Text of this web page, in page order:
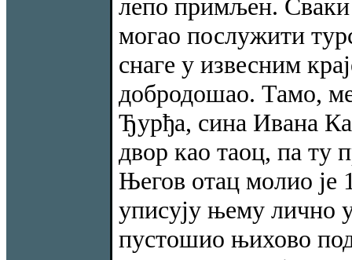
лепо примљен. Сваки
могао послужити
снаге у извесним
добродошао. Тамо,
Ђурђа, сина Ивана
двор као таоц, па ту
Његов отац молио је
уписују њему лично
пустошио њихово